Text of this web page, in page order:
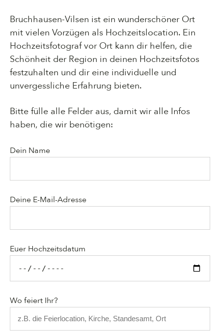
Bruchhausen-Vilsen ist ein wunderschöner Ort
mit vielen Vorzügen als Hochzeitslocation. Ein
Hochzeitsfotograf vor Ort kann dir helfen, die
Schönheit der Region in deinen Hochzeitsfotos
festzuhalten und dir eine individuelle und
unvergessliche Erfahrung bieten.
Bitte fülle alle Felder aus, damit wir alle Infos
haben, die wir benötigen:
Dein Name
Deine E-Mail-Adresse
Bitte lasse dieses Feld leer.
Euer Hochzeitsdatum
Wo feiert Ihr?